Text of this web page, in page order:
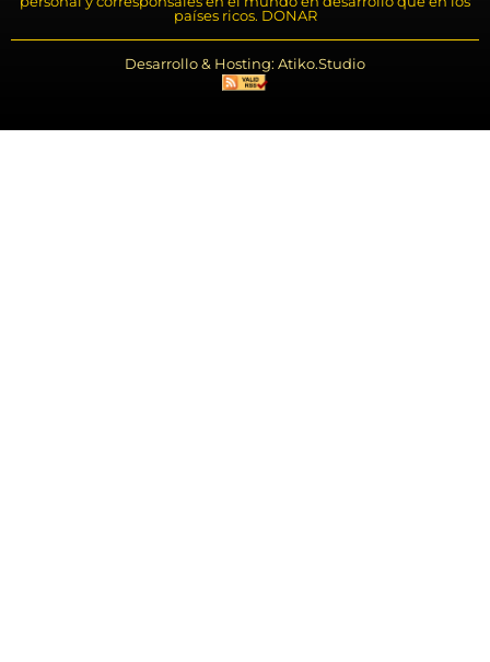
países ricos. DONAR
Desarrollo & Hosting: Atiko.Studio